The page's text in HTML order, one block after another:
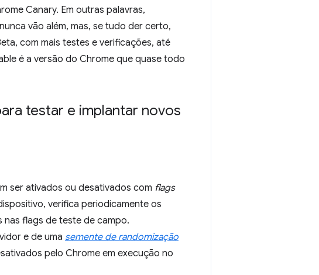
Canary. Em outras palavras,
vão além, mas, se tudo der certo,
com mais testes e verificações, até
é a versão do Chrome que quase todo
testar e implantar novos
ser ativados ou desativados com flags
verifica periodicamente os
flags de teste de campo.
e de uma semente de randomização
pelo Chrome em execução no